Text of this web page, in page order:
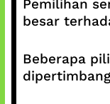
Pemilihan
besar
Beberapa